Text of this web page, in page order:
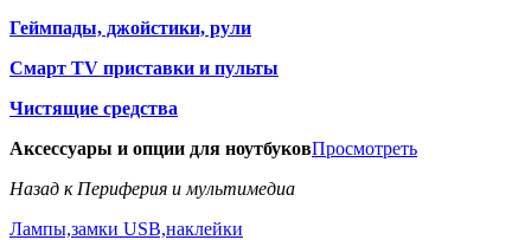
Геймпады, джойстики, рули
Смарт TV приставки и пульты
Чистящие средства
Аксессуары и опции для ноутбуковПросмотреть
Назад к Периферия и мультимедиа
Лампы,замки USB,наклейки